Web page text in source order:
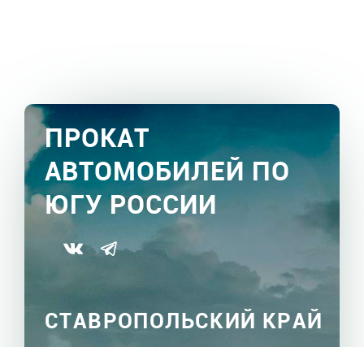
ПРОКАТ
АВТОМОБИЛЕЙ ПО
ЮГУ РОССИИ
СТАВРОПОЛЬСКИЙ КРАЙ